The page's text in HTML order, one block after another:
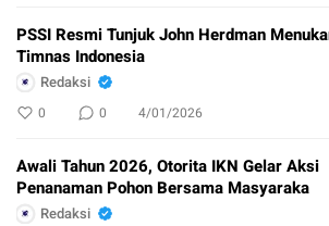
PSSI Resmi Tunjuk John Herdman
Timnas Indonesia
Redaksi
0 0 4/01/2026
Awali Tahun 2026, Otorita IKN Gelar Aksi
Penanaman Pohon Bersama Masyaraka
Redaksi